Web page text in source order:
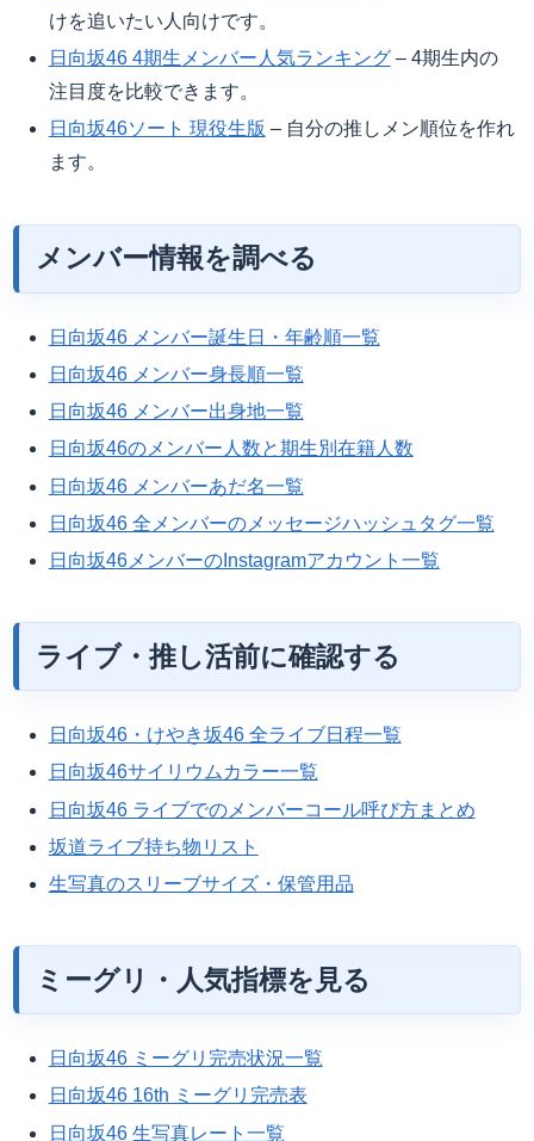
けを追いたい人向けです。
日向坂46 4期生メンバー人気ランキング– 4期生内の
注目度を比較できます。
日向坂46ソート 現役生版 – 自分の推しメン順位を作れ
ます。
メンバー情報を調べる
日向坂46 メンバー誕生日・年齢順一覧
日向坂46 メンバー身長順一覧
日向坂46 メンバー出身地一覧
日向坂46のメンバー人数と期生別在籍人数
日向坂46 メンバーあだ名一覧
日向坂46 全メンバーのメッセージハッシュタグ一覧
日向坂46メンバーのInstagramアカウント一覧
ライブ・推し活前に確認する
日向坂46・けやき坂46 全ライブ日程一覧
日向坂46サイリウムカラー一覧
日向坂46 ライブでのメンバーコール呼び方まとめ
坂道ライブ持ち物リスト
生写真のスリーブサイズ・保管用品
ミーグリ・人気指標を見る
日向坂46 ミーグリ完売状況一覧
日向坂46 16th ミーグリ完売表
日向坂46 生写真レート一覧